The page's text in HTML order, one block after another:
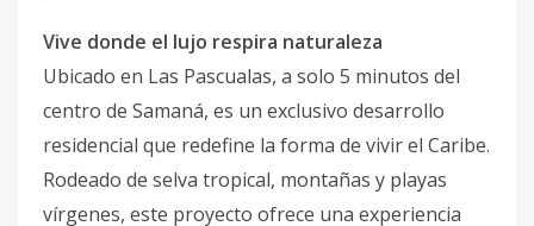
Vive donde el lujo respira naturaleza
Ubicado en Las Pascualas, a solo 5 minutos del
centro de Samaná, es un exclusivo desarrollo
residencial que redefine la forma de vivir el Caribe.
Rodeado de selva tropical, montañas y playas
vírgenes, este proyecto ofrece una experiencia